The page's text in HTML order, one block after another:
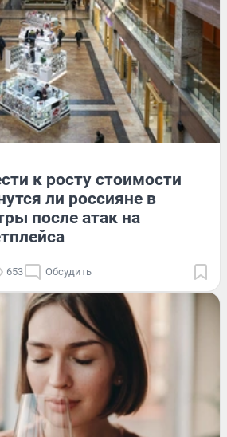
к росту стоимости
ли россияне в
после атак на
653 Обсудить